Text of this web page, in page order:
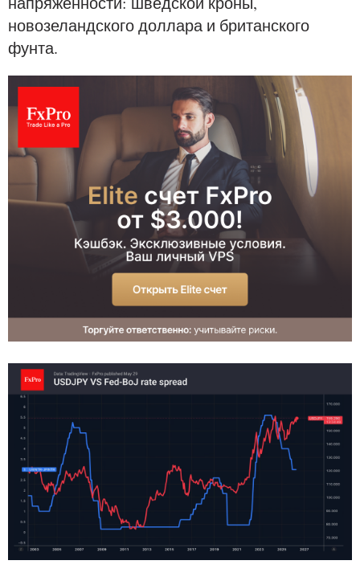
новозеландского доллара и британского
фунта.